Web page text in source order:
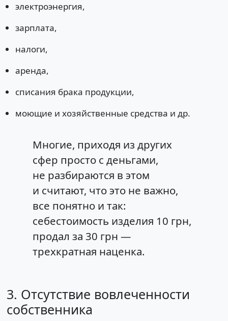
электроэнергия,
зарплата,
налоги,
аренда,
списания брака продукции,
моющие и хозяйственные средства и др.
Многие, приходя из других
сфер просто с деньгами,
не разбираются в этом
и считают, что это не важно,
все понятно и так:
себестоимость изделия 10 грн,
продал за 30 грн —
трехкратная наценка.
3. Отсутствие вовлеченности
собственника